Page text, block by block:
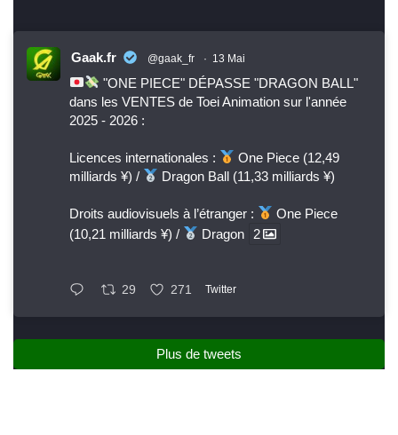
Gaak.fr @gaak_fr · 13 Mai
"ONE PIECE" DÉPASSE "DRAGON BALL"
dans les VENTES de Toei Animation sur l'année
2025 - 2026 :
Licences internationales :
One Piece (12,49
milliards ¥) /
Dragon Ball (11,33 milliards ¥)
Droits audiovisuels à l’étranger :
One Piece
(10,21 milliards ¥) /
Dragon 2
29 271 Twitter
Plus de tweets